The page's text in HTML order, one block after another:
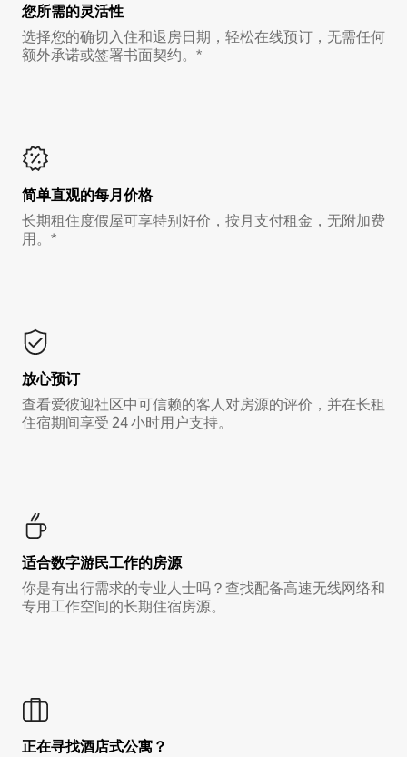
您所需的灵活性
选择您的确切入住和退房日期，轻松在线预订，无需任何
额外承诺或签署书面契约。*
简单直观的每月价格
长期租住度假屋可享特别好价，按月支付租金，无附加费
用。*
放心预订
查看爱彼迎社区中可信赖的客人对房源的评价，并在长租
住宿期间享受 24 小时用户支持。
适合数字游民工作的房源
你是有出行需求的专业人士吗？查找配备高速无线网络和
专用工作空间的长期住宿房源。
正在寻找酒店式公寓？